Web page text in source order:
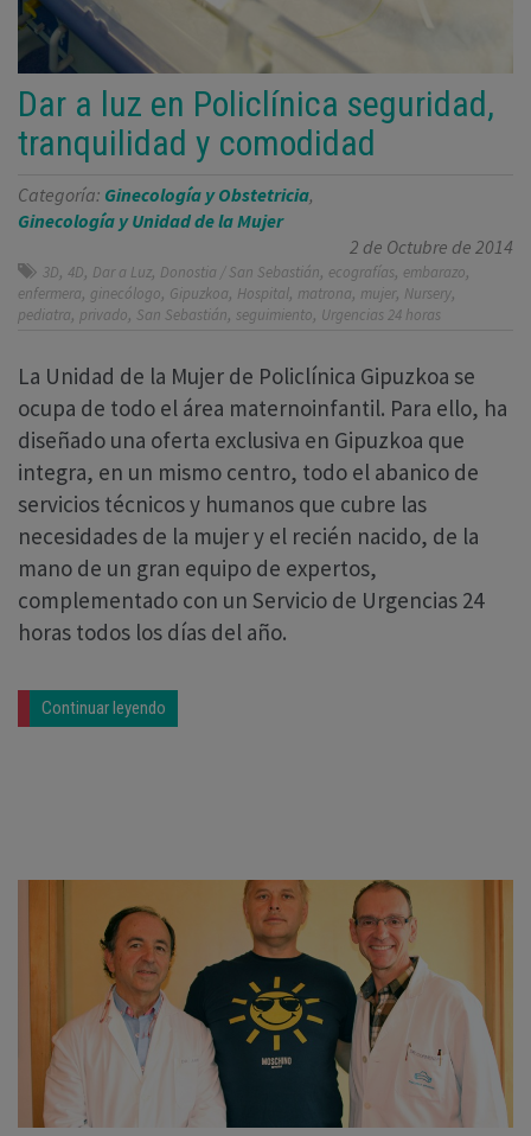
Dar a luz en Policlínica seguridad,
tranquilidad y comodidad
Categoría: Ginecología y Obstetricia,
Ginecología y Unidad de la Mujer
2 de Octubre de 2014
3D, 4D, Dar a Luz, Donostia / San Sebastián, ecografías, embarazo,
enfermera, ginecólogo, Gipuzkoa, Hospital, matrona, mujer, Nursery,
pediatra, privado, San Sebastián, seguimiento, Urgencias 24 horas
La Unidad de la Mujer de Policlínica Gipuzkoa se
ocupa de todo el área maternoinfantil. Para ello, ha
diseñado una oferta exclusiva en Gipuzkoa que
integra, en un mismo centro, todo el abanico de
servicios técnicos y humanos que cubre las
necesidades de la mujer y el recién nacido, de la
mano de un gran equipo de expertos,
complementado con un Servicio de Urgencias 24
horas todos los días del año.
Continuar leyendo